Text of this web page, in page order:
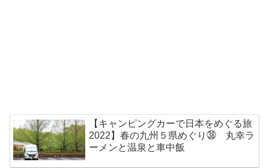
【キャンピングカーで日本をめぐる旅
2022】春の九州５県めぐり㊳ 丸幸ラ
ーメンと温泉と車中飯